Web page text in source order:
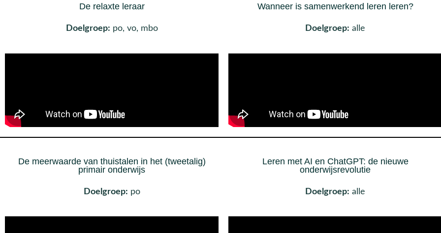
De relaxte leraar
Doelgroep: po, vo, mbo
Wanneer is samenwerkend leren leren?
Doelgroep: alle
De meerwaarde van thuistalen in het (tweetalig)
primair onderwijs
Doelgroep: po
Leren met AI en ChatGPT: de nieuwe
onderwijsrevolutie
Doelgroep: alle